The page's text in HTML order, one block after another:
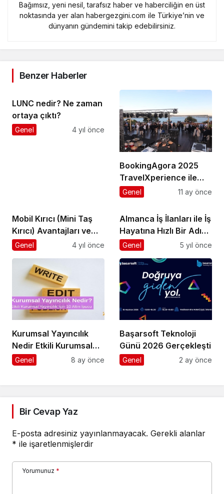
Bağımsız, yeni nesil, tarafsız haber ve haberciliğin en üst
noktasında yer alan habergezgini.com ile Türkiye’nin ve
dünyanın gündemini takip edebilirsiniz.
Benzer Haberler
LUNC nedir? Ne zaman
ortaya çıktı?
Genel 4 yıl önce
BookingAgora 2025
TravelXperience ile
seyahat sektörü Six
Mansions’da bir araya
geldi
Genel 11 ay önce
Mobil Kırıcı (Mini Taş
Kırıcı) Avantajları ve
Fiyatları
Genel 4 yıl önce
Almanca İş İlanları ile İş
Hayatına Hızlı Bir Adım
Atmak
Genel 5 yıl önce
Kurumsal Yayıncılık
Nedir Etkili Kurumsal
Yayıncılık İçin 10 Altın
Genel 8 ay önce
Başarsoft Teknoloji
Günü 2026 Gerçekleşti
Genel 2 ay önce
Bir Cevap Yaz
E-posta adresiniz yayınlanmayacak. Gerekli alanlar
* ile işaretlenmişlerdir
Yorumunuz *